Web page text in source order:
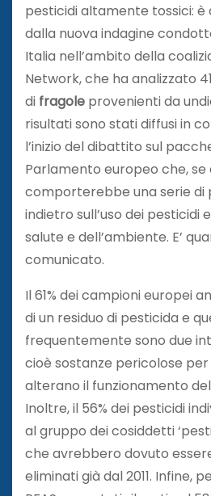
pesticidi altamente tossici:
dalla nuova indagine
Italia nell’ambito della
Network, che ha analizzato
di fragole provenienti da
risultati sono stati diffusi in
l’inizio del dibattito sul
Parlamento europeo che,
comporterebbe una serie di
indietro sull’uso dei pesticidi
salute e dell’ambiente. E’
comunicato.
Il 61% dei campioni europei
di un residuo di pesticida e
frequentemente sono due
cioè sostanze pericolose
alterano il funzionamento
Inoltre, il 56% dei pesticidi
al gruppo dei cosiddetti
che avrebbero dovuto
eliminati già dal 2011. Infine,